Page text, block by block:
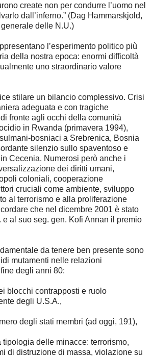
create non per condurre l’uomo nel
dall’inferno.” (Dag Hammarskjold,
delle N.U.)
l’esperimento politico più
della nostra epoca: enormi difficoltà
uno straordinario valore
stilare un bilancio complessivo. Crisi
adeguata e con tragiche
fronte agli occhi della comunità
in Rwanda (primavera 1994),
bosniaci a Srebrenica, Bosnia
silenzio sullo spaventoso e
Cecenia. Numerosi però anche i
dei diritti umani,
coloniali, cooperazione
cruciali come ambiente, sviluppo
al terrorismo e alla proliferazione
che nel dicembre 2001 è stato
al suo seg. gen. Kofi Annan il premio
da tenere ben presente sono
mutamenti nelle relazioni
degli anni 80:
blocchi contrapposti e ruolo
degli U.S.A.,
degli stati membri (ad oggi, 191),
delle minacce: terrorismo,
di distruzione di massa, violazione su